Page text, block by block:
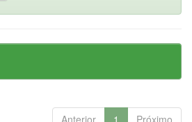
Anterior 1 Próximo